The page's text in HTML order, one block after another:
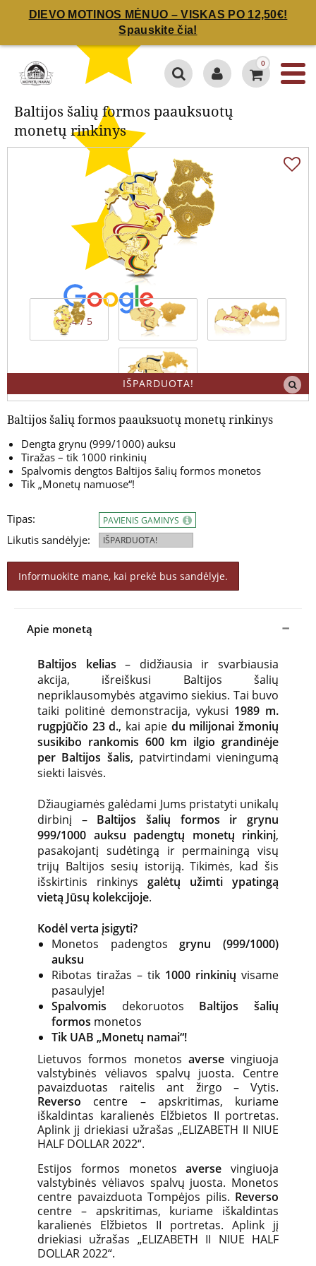
DIEVO MOTINOS MĖNUO – VISKAS PO 12,50€!
Spauskite čia!
4.4 / 5
0
Baltijos šalių formos paauksuotų
monetų rinkinys
IŠPARDUOTA!
Baltijos šalių formos paauksuotų monetų rinkinys
Dengta grynu (999/1000) auksu
Tiražas – tik 1000 rinkinių
Spalvomis dengtos Baltijos šalių formos monetos
Tik „Monetų namuose“!
Tipas:
Likutis sandėlyje:
PAVIENIS GAMINYS
IŠPARDUOTA!
Informuokite mane, kai prekė bus sandėlyje.
Apie monetą
Baltijos kelias – didžiausia ir svarbiausia
akcija, išreiškusi Baltijos šalių
nepriklausomybės atgavimo siekius. Tai buvo
taiki politinė demonstracija, vykusi 1989 m.
rugpjūčio 23 d., kai apie du milijonai žmonių
susikibo rankomis 600 km ilgio grandinėje
per Baltijos šalis, patvirtindami vieningumą
siekti laisvės.
Džiaugiamės galėdami Jums pristatyti unikalų
dirbinį – Baltijos šalių formos ir grynu
999/1000 auksu padengtų monetų rinkinį,
pasakojantį sudėtingą ir permainingą visų
trijų Baltijos sesių istoriją. Tikimės, kad šis
išskirtinis rinkinys galėtų užimti ypatingą
vietą Jūsų kolekcijoje.
Kodėl verta įsigyti?
Monetos padengtosgrynu (999/1000)
auksu
Ribotas tiražas – tik 1000 rinkinių visame
pasaulyje!
Spalvomis dekoruotos Baltijos šalių
formos monetos
Tik UAB „Monetų namai“!
Lietuvos formos monetos aversevingiuoja
valstybinės vėliavos spalvų juosta. Centre
pavaizduotas raitelis ant žirgo – Vytis.
Reverso centre – apskritimas, kuriame
iškaldintas karalienės Elžbietos II portretas.
Aplink jį driekiasi užrašas „ELIZABETH II NIUE
HALF DOLLAR 2022“.
Estijos formos monetosaverse vingiuoja
valstybinės vėliavos spalvų juosta. Monetos
centre pavaizduota Tompėjos pilis. Reverso
centre – apskritimas, kuriame iškaldintas
karalienės Elžbietos II portretas. Aplink jį
driekiasi užrašas „ELIZABETH II NIUE HALF
DOLLAR 2022“.
Baltijos šalių formos paauksuotų
monetų rinkinys